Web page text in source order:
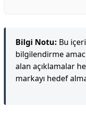
Bilgi Notu: Bu
bilgilendirme
alan açıklamalar
markayı hedef